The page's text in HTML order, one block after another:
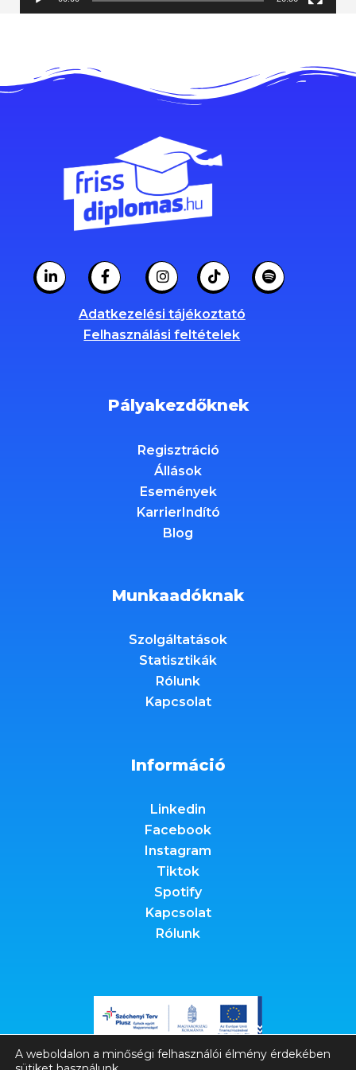
Adatkezelési tájékoztató
Felhasználási feltételek
Pályakezdőknek
Regisztráció
Állások
Események
KarrierIndító
Blog
Munkaadóknak
Szolgáltatások
Statisztikák
Rólunk
Kapcsolat
Információ
Linkedin
Facebook
Instagram
Tiktok
Spotify
Kapcsolat
Rólunk
A weboldalon a minőségi felhasználói élmény érdekében